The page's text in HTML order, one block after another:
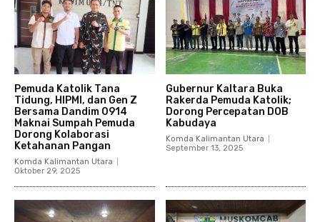
Pemuda Katolik Tana
Tidung, HIPMI, dan Gen Z
Bersama Dandim 0914
Maknai Sumpah Pemuda
Dorong Kolaborasi
Ketahanan Pangan
Komda Kalimantan Utara
Oktober 29, 2025
Gubernur Kaltara Buka
Rakerda Pemuda Katolik;
Dorong Percepatan DOB
Kabudaya
Komda Kalimantan Utara
September 13, 2025